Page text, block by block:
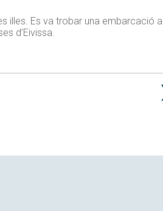
illes. Es va trobar una embarcació
d’Eivissa.